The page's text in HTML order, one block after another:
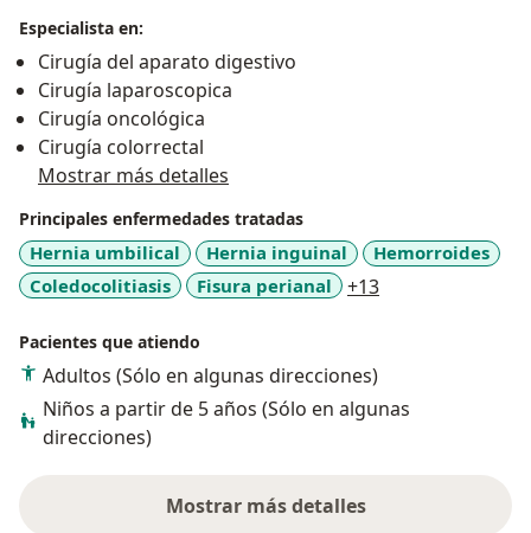
padeces de alguna molestia digestiva y/o abdominal,
no dudes en consultarme.
Especialista en:
Cirugía del aparato digestivo
Cirugía laparoscopica
Cirugía oncológica
Cirugía colorrectal
Mostrar más detalles
Principales enfermedades tratadas
Hernia umbilical Hernia inguinal
Hemorroides
Coledocolitiasis
Fisura perianal +13
Pacientes que atiendo
Adultos (Sólo en algunas direcciones)
Niños a partir de 5 años (Sólo en algunas
direcciones)
Mostrar más detalles
sobre la experiencia